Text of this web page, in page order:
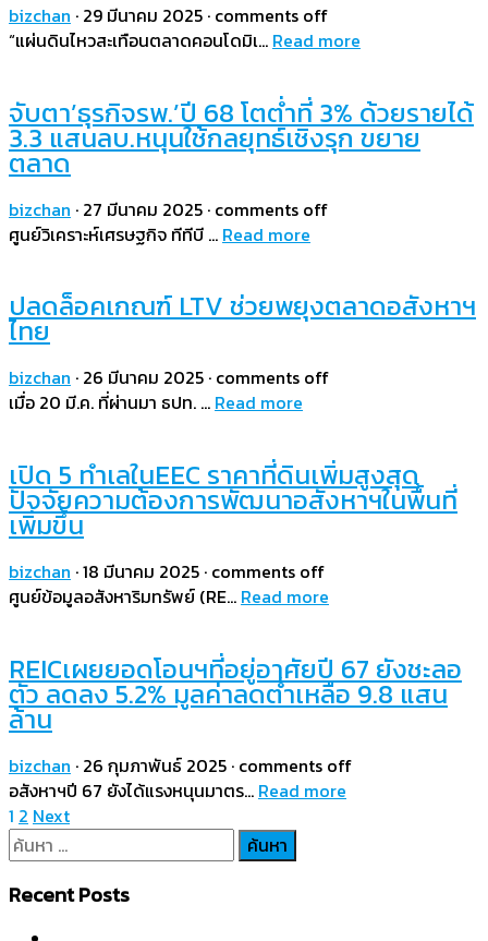
bizchan · 29 มีนาคม 2025 · comments off
“แผ่นดินไหวสะเทือนตลาดคอนโดมิเ… Read more
จับตา’ธุรกิจรพ.’ปี 68 โตต่ำที่ 3% ด้วยรายได้
3.3 แสนลบ.หนุนใช้กลยุทธ์เชิงรุก ขยาย
ตลาด
bizchan · 27 มีนาคม 2025 · comments off
ศูนย์วิเคราะห์เศรษฐกิจ ทีทีบี … Read more
ปลดล็อคเกณฑ์ LTV ช่วยพยุงตลาดอสังหาฯ
ไทย
bizchan · 26 มีนาคม 2025 · comments off
เมื่อ 20 มี.ค. ที่ผ่านมา ธปท. … Read more
เปิด 5 ทำเลในEEC ราคาที่ดินเพิ่มสูงสุด
ปัจจัยความต้องการพัฒนาอสังหาฯในพื้นที่
เพิ่มขึ้น
bizchan ·18 มีนาคม 2025 · comments off
ศูนย์ข้อมูลอสังหาริมทรัพย์ (RE… Read more
REICเผยยอดโอนฯที่อยู่อาศัยปี 67 ยังชะลอ
ตัว ลดลง 5.2% มูลค่าลดต่ำเหลือ 9.8 แสน
ล้าน
bizchan · 26 กุมภาพันธ์ 2025 · comments off
อสังหาฯปี 67 ยังได้แรงหนุนมาตร… Read more
Posts
pagination
1 2 Next
ค้นหา
สำหรับ:
Recent Posts